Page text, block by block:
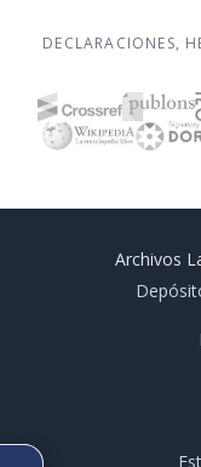
DECLARACIONES,
Archivos